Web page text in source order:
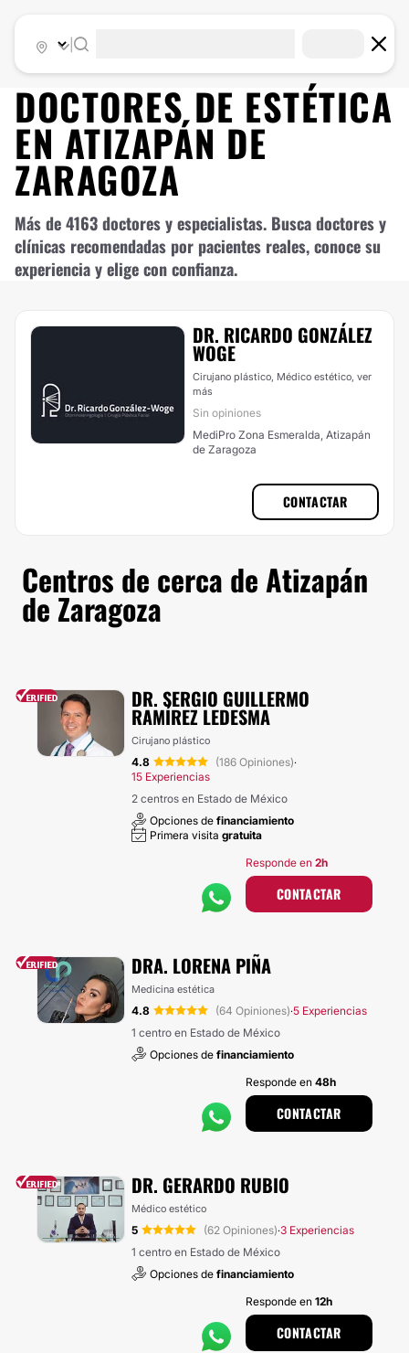
DOCTORES DE ESTÉTICA
EN ATIZAPÁN DE
ZARAGOZA
Más de 4163 doctores y especialistas. Busca doctores y
clínicas recomendadas por pacientes reales, conoce su
experiencia y elige con confianza.
DR. RICARDO GONZÁLEZ
WOGE
Cirujano plástico, Médico estético, ver
más
Sin opiniones
MediPro Zona Esmeralda, Atizapán
de Zaragoza
CONTACTAR
Centros de cerca de Atizapán
de Zaragoza
DR. SERGIO GUILLERMO
RAMÍREZ LEDESMA
Cirujano plástico
4.8 (186 Opiniones)·
15 Experiencias
2 centros en Estado de México
Opciones de financiamiento
Primera visita gratuita
Responde en 2h
CONTACTAR
DRA. LORENA PIÑA
Medicina estética
4.8 (64 Opiniones)·5 Experiencias
1 centro en Estado de México
Opciones de financiamiento
Responde en 48h
CONTACTAR
DR. GERARDO RUBIO
Médico estético
5 (62 Opiniones)·3 Experiencias
1 centro en Estado de México
Opciones de financiamiento
Responde en 12h
CONTACTAR